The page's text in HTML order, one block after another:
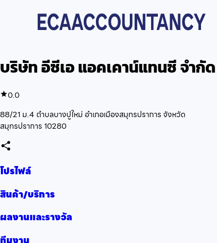
บริษัท อีซีเอ แอคเคาน์แทนซี จำกัด
0.0
88/21 ม.4 ตำบลบางปูใหม่ อำเภอเมืองสมุทรปราการ จังหวัด
สมุทรปราการ 10280
โปรไฟล์
สินค้า/บริการ
ผลงานและรางวัล